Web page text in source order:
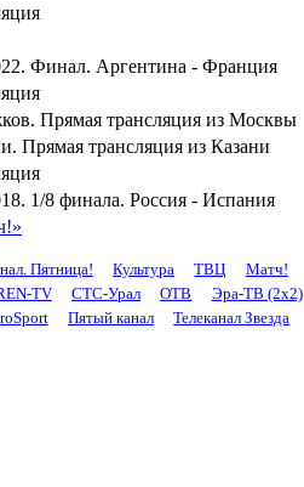
Финал. Аргентина - Франция
Прямая трансляция из Москвы
Прямая трансляция из Казани
1/8 финала. Россия - Испания
Пятница! Культура ТВЦ
Матч!
TV СТС-Урал ОТВ
Эра-ТВ (2x2)
Пятый канал Телеканал Звезда